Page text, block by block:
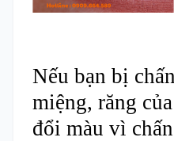
Nếu bạn bị
miệng, răng
đổi màu vì